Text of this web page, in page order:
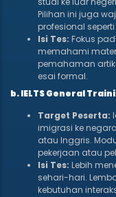
Pilihan ini juga
profesional
Isi Tes: Fokus
memahami
pemahaman
esai formal.
b. IELTS General
Target Peserta:
imigrasi ke
atau Inggris.
pekerjaan atau
Isi Tes: Lebih
sehari-hari.
kebutuhan